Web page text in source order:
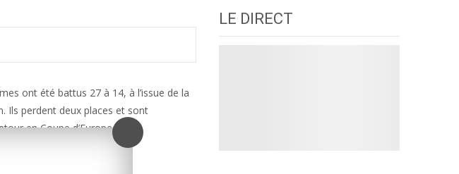
ont été battus 27 à 14, à l’issue de la
Ils perdent deux places et sont
en Coupe d’Europe.
LE DIRECT